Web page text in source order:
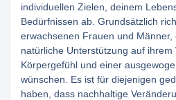
individuellen Zielen, deinem
Bedürfnissen ab. Grundsätzlich
erwachsenen Frauen und
natürliche Unterstützung auf
Körpergefühl und einer
wünschen. Es ist für diejenigen
haben, dass nachhaltige